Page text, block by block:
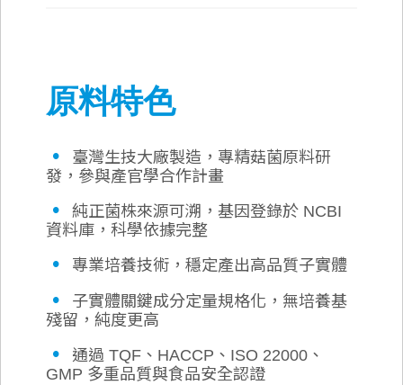
原料特色
•
臺灣生技大廠製造，專精菇菌原料研
發，參與產官學合作計畫
•
純正菌株來源可溯，基因登錄於 NCBI
資料庫，科學依據完整
• 專業培養技術，穩定產出高品質子實體
•
子實體關鍵成分定量規格化，無培養基
殘留，純度更高
•
通過 TQF、HACCP、ISO 22000、
GMP 多重品質與食品安全認證